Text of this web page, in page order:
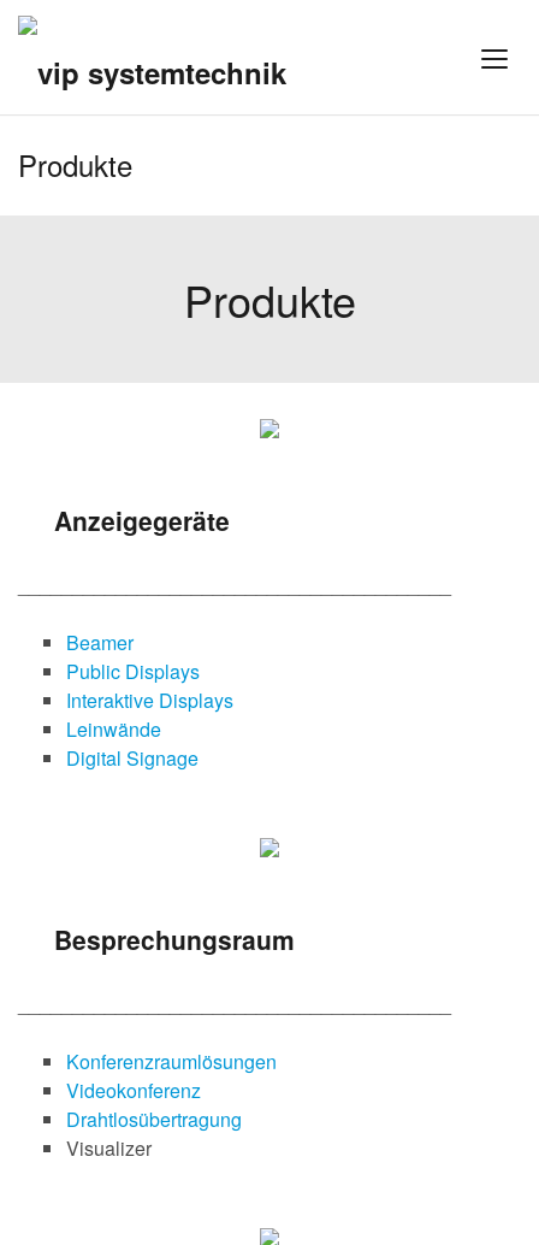
Produkte
Produkte
Anzeigegeräte
Beamer
Public Displays
Interaktive Displays
Leinwände
Digital Signage
Besprechungsraum
Konferenzraumlösungen
Videokonferenz
Drahtlosübertragung
Visualizer